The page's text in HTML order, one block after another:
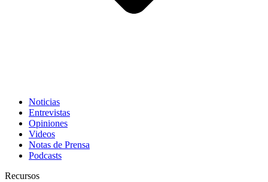
Noticias
Entrevistas
Opiniones
Videos
Notas de Prensa
Podcasts
Recursos